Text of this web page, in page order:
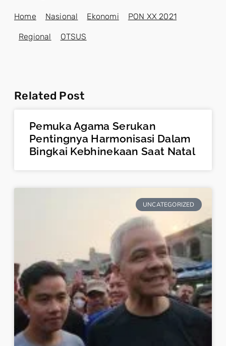
Home Nasional Ekonomi PON XX 2021
Regional OTSUS
Related Post
Pemuka Agama Serukan
Pentingnya Harmonisasi Dalam
Bingkai Kebhinekaan Saat Natal
UNCATEGORIZED